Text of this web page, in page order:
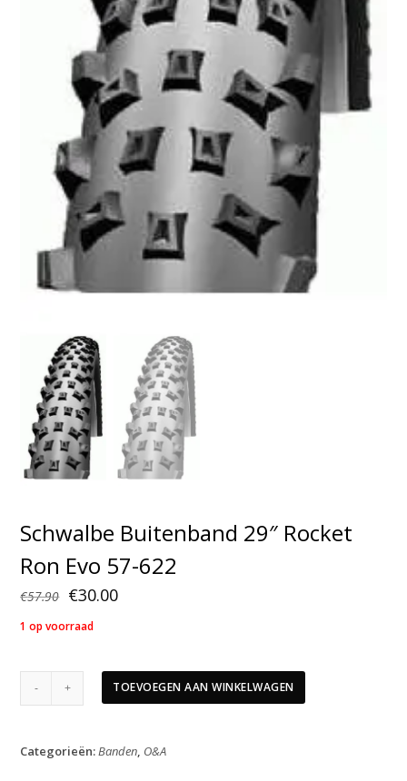
Schwalbe Buitenband 29″ Rocket
Ron Evo 57-622
€57.90 Oorspronkelijke
prijs
€57.90.
€30.00Huidige
€30.00.
1 op voorraad
Buitenband
Ron
TOEVOEGEN AAN WINKELWAGEN
Categorieën:Banden, O&A